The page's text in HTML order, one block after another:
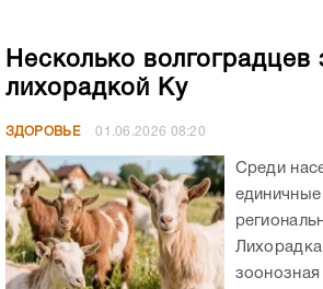
Несколько
лихорадкой Ку
ЗДОРОВЬЕ 01.06.2026 08:20
Среди